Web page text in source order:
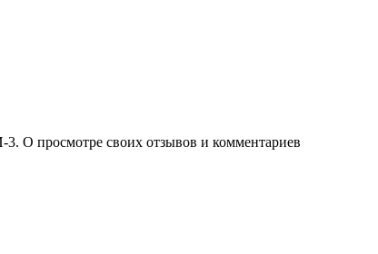
О просмотре своих отзывов и комментариев